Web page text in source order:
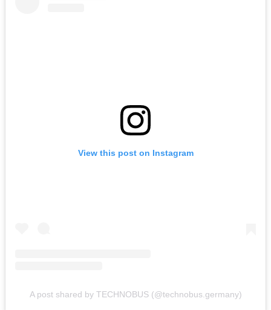
View this post on Instagram
A post shared by TECHNOBUS (@technobus.germany)